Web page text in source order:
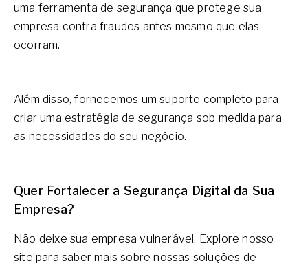
uma ferramenta de segurança que protege sua
empresa contra fraudes antes mesmo que elas
ocorram.
Além disso, fornecemos um suporte completo para
criar uma estratégia de segurança sob medida para
as necessidades do seu negócio.
Quer Fortalecer a Segurança Digital da Sua
Empresa?
Não deixe sua empresa vulnerável. Explore nosso
site para saber mais sobre nossas soluções de